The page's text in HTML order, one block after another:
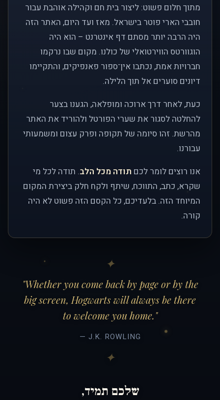
מתוך חלום פשוט: ליצור בית חם וקהילה אוהבת עבור
חובבי הארי פוטר בישראל. מאז ועד היום, האתר הזה
היה הרבה יותר מסתם דף אינטרנט – הוא היה
הוגוורטס הווירטואלי של כולנו. מקום שבו נרקמו
חברויות אמת, נכתבו אין־ספור פאנפיקים, והתקיימו
דיונים סוערים אל תוך הלילה.
כעת, לאחר דרך ארוכה ומופלאה, הגענו בצער
להחלטה לסגור את שערי הפורטל ולהוריד את האתר
מהרשת. זהו סיומה של תקופה ופרק עצום ומשמעותי
עבורנו.
אנו רוצים לומר לכם תודה מכל הלב. תודה לכל מי
שקרא, כתב, התווכח, שיתף ולקח חלק ביצירת המקום
המיוחד הזה. בלעדיכם, כל הקסם הזה פשוט לא היה
קורה.
"Whether you come back by page or by the
big screen, Hogwarts will always be there
to welcome you home."
— J.K. ROWLING
שלכם תמיד,